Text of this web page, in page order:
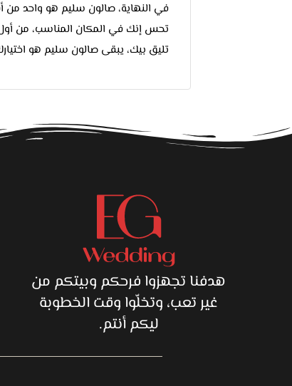
في النهاية، صالون سليم هو واحد من
تحس إنك في المكان المناسب، من أول
تليق بيك، يبقى صالون سليم هو
هدفنا تجهزوا فرحكم وبيتكم من
غير تعب، وتخلّوا وقت الخطوبة
ليكم أنتم.